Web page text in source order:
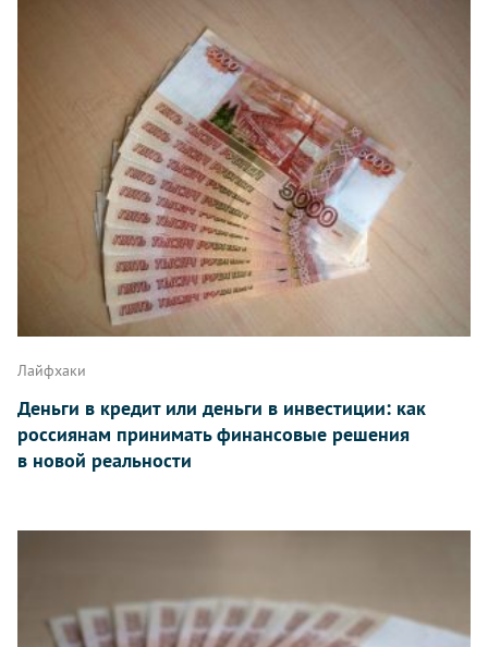
Лайфхаки
Деньги в кредит или деньги в инвестиции: как
россиянам принимать финансовые решения
в новой реальности